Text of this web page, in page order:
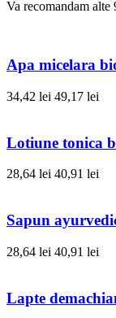
Va recomandam alte
Apa micelara
34,42 lei 49,17 lei
Lotiune tonica
28,64 lei 40,91 lei
Sapun
28,64 lei 40,91 lei
Lapte